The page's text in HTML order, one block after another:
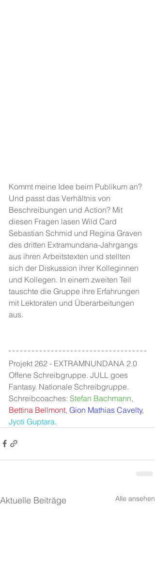
Kommt meine Idee beim Publikum an?
Und passt das Verhältnis von
Beschreibungen und Action? Mit
diesen Fragen lasen Wild Card
Sebastian Schmid und Regina Graven
des dritten Extramundana-Jahrgangs
aus ihren Arbeitstexten und stellten
sich der Diskussion ihrer Kolleginnen
und Kollegen. In einem zweiten Teil
tauschte die Gruppe ihre Erfahrungen
mit Lektoraten und Überarbeitungen
aus.
Projekt 262 - EXTRAMNUNDANA 2.0
Offene Schreibgruppe. JULL goes
Fantasy. Nationale Schreibgruppe.
Schreibcoaches: Stefan Bachmann,
Bettina Bellmont, Gion Mathias Cavelty,
Jyoti Guptara.
Aktuelle Beiträge Alle ansehen